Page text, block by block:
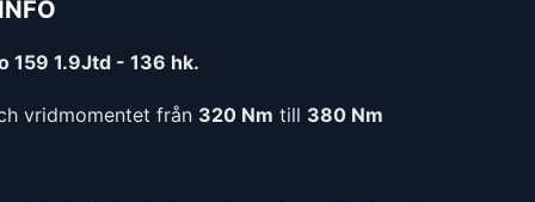
159 1.9Jtd - 136 hk.
vridmomentet från 320 Nm till 380 Nm